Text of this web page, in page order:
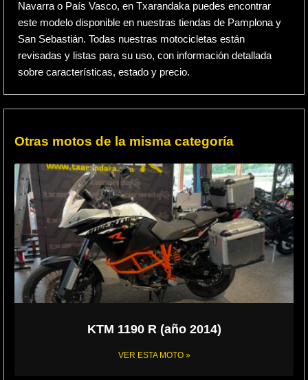
Navarra o País Vasco, en Txarandaka puedes encontrar
este modelo disponible en nuestras tiendas de Pamplona y
San Sebastián. Todas nuestras motocicletas están
revisadas y listas para su uso, con información detallada
sobre características, estado y precio.
Otras motos de la misma categoría
KTM 1190 R (año 2014)
VER ESTA MOTO »